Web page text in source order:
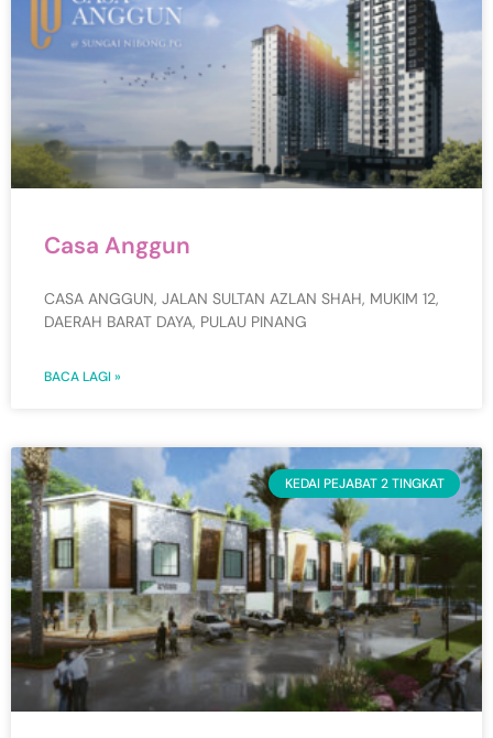
Casa Anggun
CASA ANGGUN, JALAN SULTAN AZLAN SHAH, MUKIM 12,
DAERAH BARAT DAYA, PULAU PINANG
BACA LAGI »
KEDAI PEJABAT 2 TINGKAT